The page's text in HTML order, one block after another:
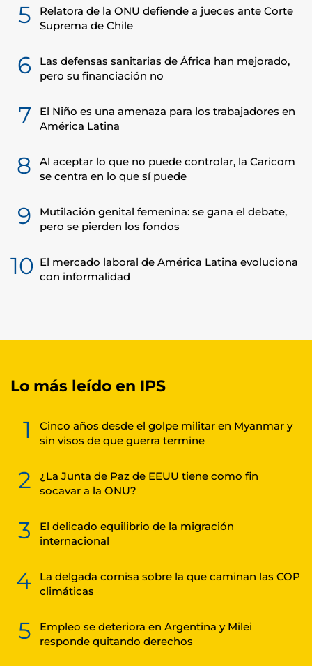
5
Relatora de la ONU defiende a jueces ante Corte
Suprema de Chile
6
Las defensas sanitarias de África han mejorado,
pero su financiación no
7
El Niño es una amenaza para los trabajadores en
América Latina
8
Al aceptar lo que no puede controlar, la Caricom
se centra en lo que sí puede
9
Mutilación genital femenina: se gana el debate,
pero se pierden los fondos
10 El mercado laboral de América Latina evoluciona
con informalidad
Lo más leído en IPS
1
Cinco años desde el golpe militar en Myanmar y
sin visos de que guerra termine
2
¿La Junta de Paz de EEUU tiene como fin
socavar a la ONU?
3
El delicado equilibrio de la migración
internacional
4
La delgada cornisa sobre la que caminan las COP
climáticas
5
Empleo se deteriora en Argentina y Milei
responde quitando derechos